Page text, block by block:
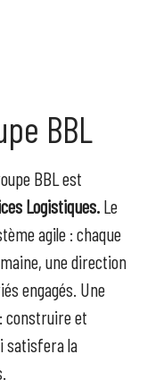
BBL
BBL est
Logistiques. Le
agile : chaque
une direction
engagés. Une
construire et
satisfera la